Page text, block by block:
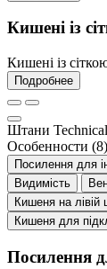
Кишені із
Кишені із
Подробнее
Штани
Особенности (8)
Посилення для
Видимість
Кишеня на лівій
Кишеня для
Посилення